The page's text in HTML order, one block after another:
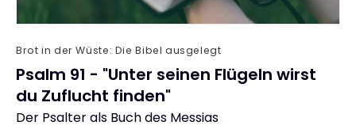
Brot in der Wüste: Die Bibel ausgelegt
Psalm 91 - "Unter seinen Flügeln wirst
du Zuflucht finden"
:
Der Psalter als Buch des Messias